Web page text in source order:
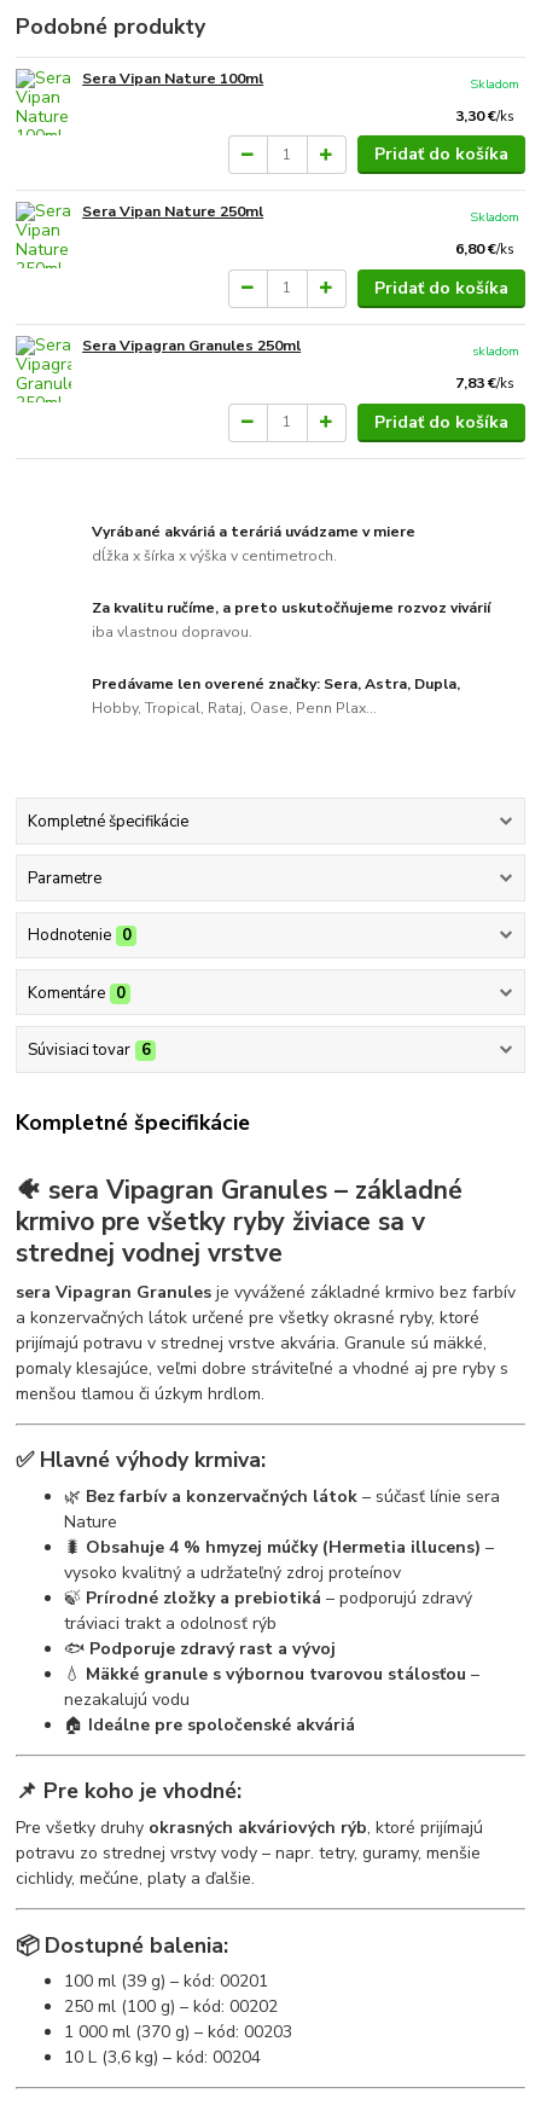
Podobné produkty
Sera Vipan Nature 100ml
3,30 €/ks
Skladom
Pridať do košíka
Sera Vipan Nature 250ml
6,80 €/ks
Skladom
Pridať do košíka
Sera Vipagran Granules 250ml
7,83 €/ks
skladom
Pridať do košíka
Vyrábané akváriá a teráriá uvádzame v miere
dĺžka x šírka x výška v centimetroch.
Za kvalitu ručíme, a preto uskutočňujeme rozvoz vivárií
iba vlastnou dopravou.
Predávame len overené značky: Sera, Astra, Dupla,
Hobby, Tropical, Rataj, Oase, Penn Plax...
Kompletné špecifikácie
Parametre
Hodnotenie 0
Komentáre 0
Súvisiaci tovar 6
Kompletné špecifikácie
🐠 sera Vipagran Granules – základné
krmivo pre všetky ryby živiace sa v
strednej vodnej vrstve
sera Vipagran Granules je vyvážené základné krmivo bez farbív
a konzervačných látok určené pre všetky okrasné ryby, ktoré
prijímajú potravu v strednej vrstve akvária. Granule sú mäkké,
pomaly klesajúce, veľmi dobre stráviteľné a vhodné aj pre ryby s
menšou tlamou či úzkym hrdlom.
✅ Hlavné výhody krmiva:
🌿 Bez farbív a konzervačných látok – súčasť línie sera
Nature
🐛 Obsahuje 4 % hmyzej múčky (Hermetia illucens) –
vysoko kvalitný a udržateľný zdroj proteínov
🍃 Prírodné zložky a prebiotiká – podporujú zdravý
tráviaci trakt a odolnosť rýb
🐟 Podporuje zdravý rast a vývoj
💧 Mäkké granule s výbornou tvarovou stálosťou –
nezakalujú vodu
🏠 Ideálne pre spoločenské akváriá
📌 Pre koho je vhodné:
Pre všetky druhy okrasných akváriových rýb, ktoré prijímajú
potravu zo strednej vrstvy vody – napr. tetry, guramy, menšie
cichlidy, mečúne, platy a ďalšie.
📦 Dostupné balenia:
100 ml (39 g) – kód: 00201
250 ml (100 g) – kód: 00202
1 000 ml (370 g) – kód: 00203
10 L (3,6 kg) – kód: 00204